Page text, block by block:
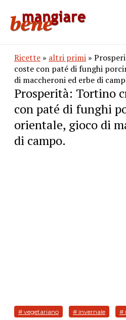
Ricette » altri primi »
coste con paté di funghi
di maccheroni ed erbe di
Prosperità: Tortino
con paté di funghi
orientale, gioco di
di campo.
# vegetariano # invernale #